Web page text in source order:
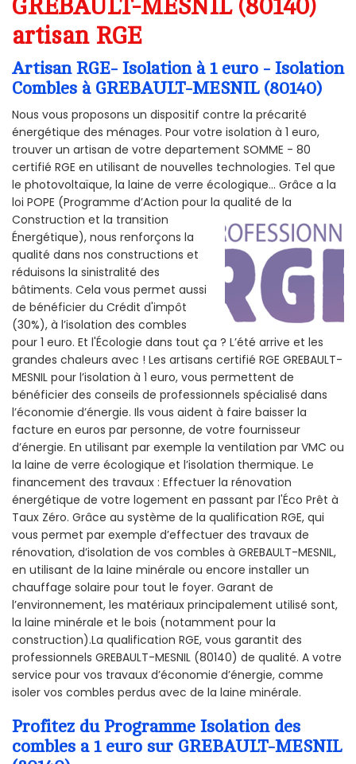
GREBAULT-MESNIL (80140)
artisan RGE
Artisan RGE- Isolation à 1 euro - Isolation
Combles à GREBAULT-MESNIL (80140)
Nous vous proposons un dispositif contre la précarité
énergétique des ménages. Pour votre isolation à 1 euro,
trouver un artisan de votre departement SOMME - 80
certifié RGE en utilisant de nouvelles technologies. Tel que
le photovoltaïque, la laine de verre écologique... Grâce a la
loi POPE (Programme d’Action pour la qualité de la
Construction et la transition
Énergétique), nous renforçons la
qualité dans nos constructions et
réduisons la sinistralité des
bâtiments. Cela vous permet aussi
de bénéficier du Crédit d'impôt
(30%), à l’isolation des combles
pour 1 euro. Et l'Écologie dans tout ça ? L’été arrive et les
grandes chaleurs avec ! Les artisans certifié RGE GREBAULT-
MESNIL pour l’isolation à 1 euro, vous permettent de
bénéficier des conseils de professionnels spécialisé dans
l’économie d’énergie. Ils vous aident à faire baisser la
facture en euros par personne, de votre fournisseur
d’énergie. En utilisant par exemple la ventilation par VMC ou
la laine de verre écologique et l’isolation thermique. Le
financement des travaux : Effectuer la rénovation
énergétique de votre logement en passant par l'Éco Prêt à
Taux Zéro. Grâce au système de la qualification RGE, qui
vous permet par exemple d’effectuer des travaux de
rénovation, d’isolation de vos combles à GREBAULT-MESNIL,
en utilisant de la laine minérale ou encore installer un
chauffage solaire pour tout le foyer. Garant de
l’environnement, les matériaux principalement utilisé sont,
la laine minérale et le bois (notamment pour la
construction).La qualification RGE, vous garantit des
professionnels GREBAULT-MESNIL (80140) de qualité. A votre
service pour vos travaux d’économie d’énergie, comme
isoler vos combles perdus avec de la laine minérale.
Profitez du Programme Isolation des
combles a 1 euro sur GREBAULT-MESNIL